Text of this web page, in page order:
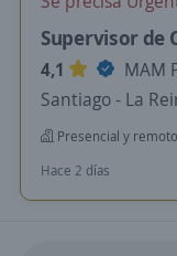
Supervisor de
4,1
MAM
Santiago - La
Presencial y remoto
Hace 2 días